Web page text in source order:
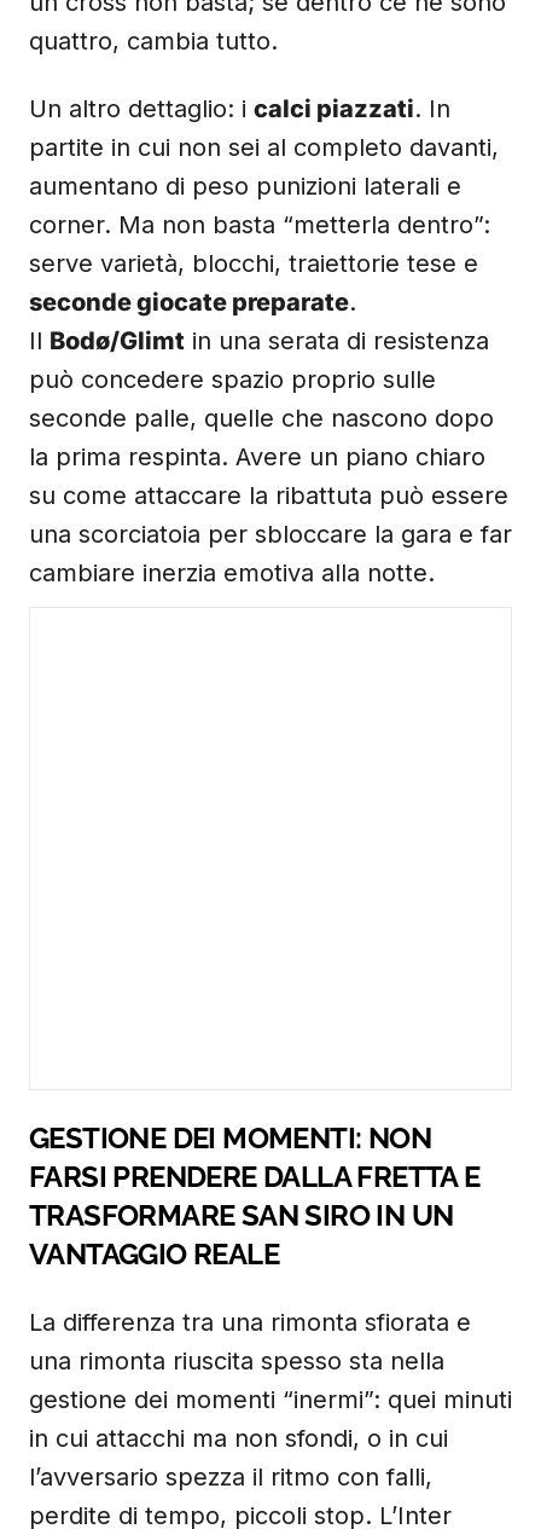
quattro, cambia tutto.
Un altro dettaglio: i calci piazzati. In
partite in cui non sei al completo davanti,
aumentano di peso punizioni laterali e
corner. Ma non basta “metterla dentro”:
serve varietà, blocchi, traiettorie tese e
seconde giocate preparate.
Il Bodø/Glimt in una serata di resistenza
può concedere spazio proprio sulle
seconde palle, quelle che nascono dopo
la prima respinta. Avere un piano chiaro
su come attaccare la ribattuta può essere
una scorciatoia per sbloccare la gara e far
cambiare inerzia emotiva alla notte.
GESTIONE DEI MOMENTI: NON
FARSI PRENDERE DALLA FRETTA E
TRASFORMARE SAN SIRO IN UN
VANTAGGIO REALE
La differenza tra una rimonta sfiorata e
una rimonta riuscita spesso sta nella
gestione dei momenti “inermi”: quei minuti
in cui attacchi ma non sfondi, o in cui
l’avversario spezza il ritmo con falli,
perdite di tempo, piccoli stop. L’Inter